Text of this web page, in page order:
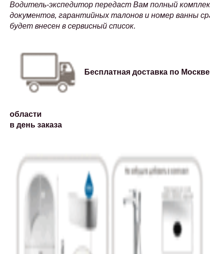
Водитель-экспедитор передаст Вам полный комплект
документов, гарантийных талонов и номер ванны
будет внесен в сервисный список.
Бесплатная доставка по Москве и
области
в день заказа